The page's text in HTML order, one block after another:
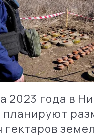
2023 года в
планируют
гектаров